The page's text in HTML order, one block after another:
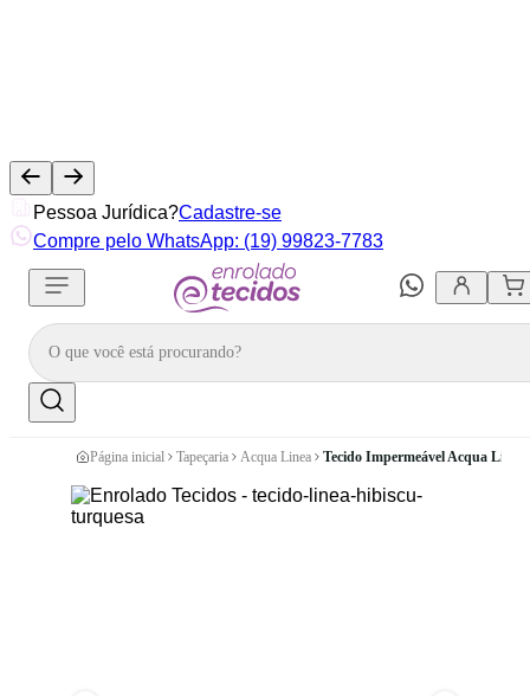
Pessoa Jurídica?Cadastre-se
Compre pelo WhatsApp: (19) 99823-7783
Página inicial Tapeçaria Acqua Linea Tecido Impermeável Acqua